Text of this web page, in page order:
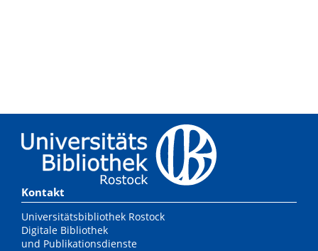
Kontakt
Universitätsbibliothek Rostock
Digitale Bibliothek
und Publikationsdienste